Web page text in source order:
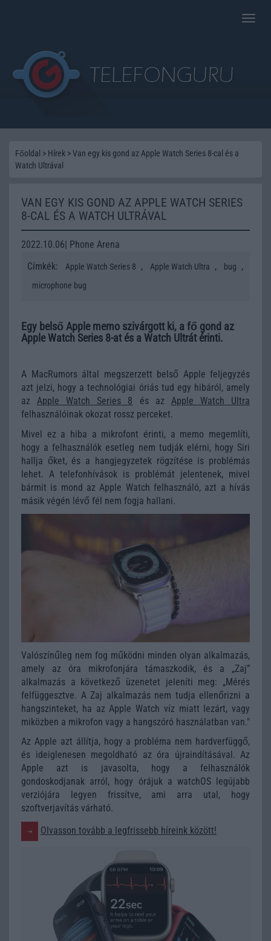
Toggle
Főoldal > Hírek >Van egy kis gond az Apple Watch Series 8-cal és a
Watch Ultrával
VAN EGY KIS GOND AZ APPLE WATCH SERIES
8-CAL ÉS A WATCH ULTRÁVAL
2022.10.06| Phone Arena
Címkék:
Apple Watch Series 8 , Apple Watch Ultra , bug ,
microphone bug
Egy belső Apple memo szivárgott ki, a fő gond az
Apple Watch Series 8-at és a Watch Ultrát érinti.
A MacRumors által megszerzett belső Apple feljegyzés
azt jelzi, hogy a technológiai óriás tud egy hibáról, amely
azApple Watch Series 8 és az Apple Watch Ultra
felhasználóinak okozat rossz perceket.
Mivel ez a hiba a mikrofont érinti, a memo megemlíti,
hogy a felhasználók esetleg nem tudják elérni, hogy Siri
hallja őket, és a hangjegyzetek rögzítése is problémás
lehet. A telefonhívások is problémát jelentenek, mivel
bármit is mond az Apple Watch felhasználó, azt a hívás
másik végén lévő fél nem fogja hallani.
Valószínűleg nem fog működni minden olyan alkalmazás,
amely az óra mikrofonjára támaszkodik, és a „Zaj”
alkalmazás a következő üzenetet jeleníti meg: „Mérés
felfüggesztve. A Zaj alkalmazás nem tudja ellenőrizni a
hangszinteket, ha az Apple Watch víz miatt lezárt, vagy
miközben a mikrofon vagy a hangszóró használatban van."
Az Apple azt állítja, hogy a probléma nem hardverfüggő,
és ideiglenesen megoldható az óra újraindításával. Az
Apple azt is javasolta, hogy a felhasználók
gondoskodjanak arról, hogy órájuk a watchOS legújabb
verziójára legyen frissítve, ami arra utal, hogy
szoftverjavítás várható.
Olvasson tovább a legfrissebb híreink között!